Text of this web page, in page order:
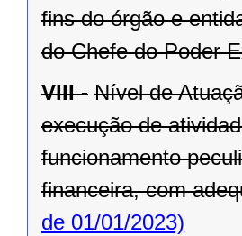
fins do órgão e
do Chefe do Poder
VIII - Nível de
execução de
funcionamento
financeira, com
de 01/01/2023)